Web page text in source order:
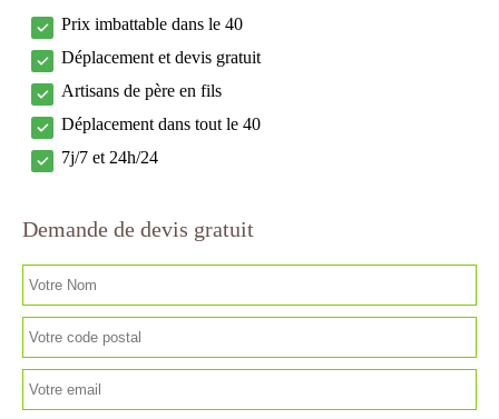
Prix imbattable dans le 40
Déplacement et devis gratuit
Artisans de père en fils
Déplacement dans tout le 40
7j/7 et 24h/24
Demande de devis gratuit